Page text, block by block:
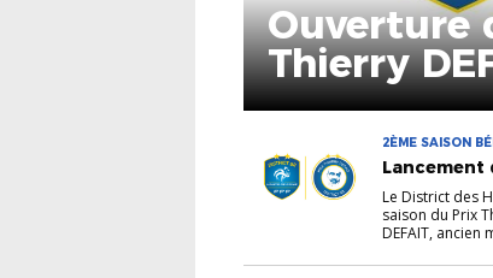
Ouverture
Thierry
2ÈME SAISON
DISTRICT
Lancement
Le District des
saison du Prix
DEFAIT, ancien